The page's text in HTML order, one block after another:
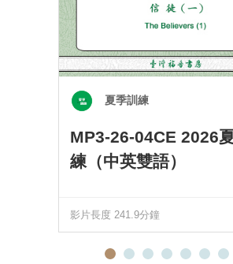
夏季訓練
MP3-26-04CE 2026
練（中英雙語）
影片長度 241.9分鐘